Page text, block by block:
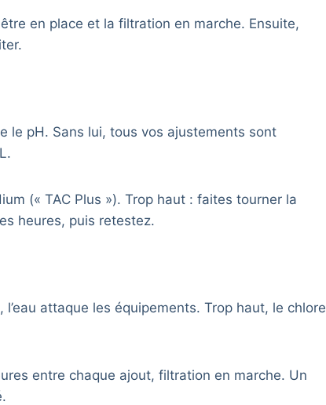
en place et la filtration en marche. Ensuite,
le pH. Sans lui, tous vos ajustements sont
(« TAC Plus »). Trop haut : faites tourner la
heures, puis retestez.
attaque les équipements. Trop haut, le chlore
entre chaque ajout, filtration en marche. Un